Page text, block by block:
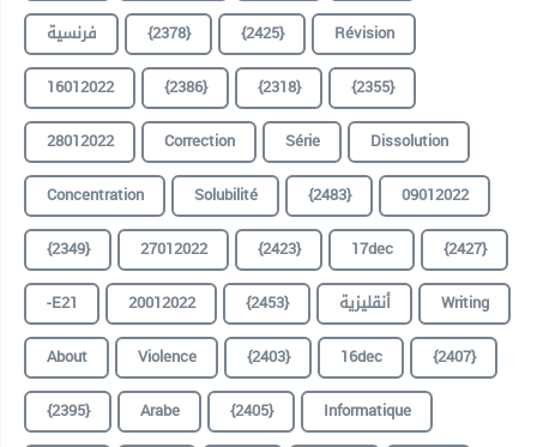
فرنسية
{2378} {2425}
Révision
16012022
{2386} {2318}
{2355}
28012022
Correction Série
Dissolution
Concentration
Solubilité {2483}
09012022
{2349}
27012022 {2423} 17dec
{2427}
-E21
20012022 {2453} أنقليزية
Writing
About
Violence {2403} 16dec
{2407}
{2395}
Arabe {2405}
Informatique